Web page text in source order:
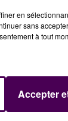
des
de
trois
a pu être
en
sans
à tout
Accepter